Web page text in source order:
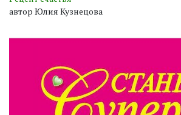
автор Юлия Кузнецова